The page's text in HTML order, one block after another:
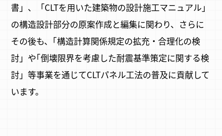
書」、「CLTを用いた建築物の設計施工マニュアル」
の構造設計部分の原案作成と編集に関わり、さらに
その後も、｢構造計算関係規定の拡充・合理化の検
討」や｢倒壊限界を考慮した耐震基準策定に関する検
討」等事業を通じてCLTパネル工法の普及に貢献して
います。